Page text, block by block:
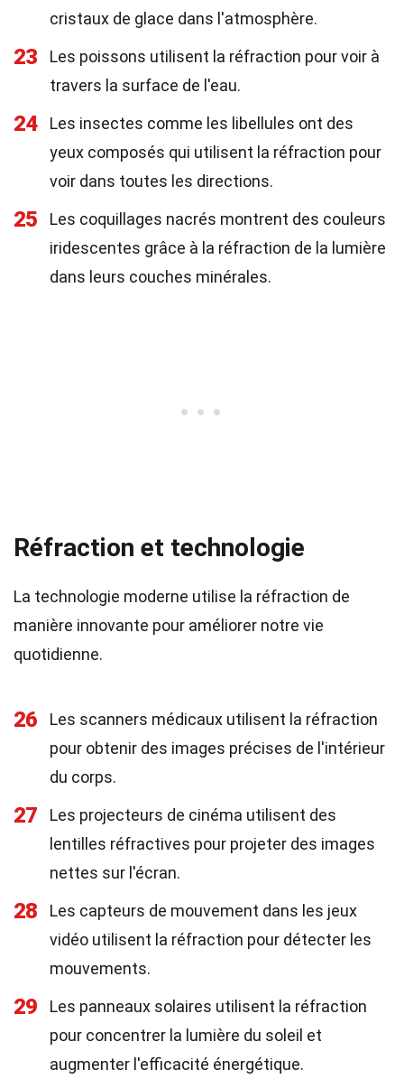
cristaux de glace dans l'atmosphère.
23
Les poissons utilisent la réfraction pour voir à
travers la surface de l'eau.
24
Les insectes comme les libellules ont des
yeux composés qui utilisent la réfraction pour
voir dans toutes les directions.
25
Les coquillages nacrés montrent des couleurs
iridescentes grâce à la réfraction de la lumière
dans leurs couches minérales.
Réfraction et technologie
La technologie moderne utilise la réfraction de
manière innovante pour améliorer notre vie
quotidienne.
26
Les scanners médicaux utilisent la réfraction
pour obtenir des images précises de l'intérieur
du corps.
27
Les projecteurs de cinéma utilisent des
lentilles réfractives pour projeter des images
nettes sur l'écran.
28
Les capteurs de mouvement dans les jeux
vidéo utilisent la réfraction pour détecter les
mouvements.
29
Les panneaux solaires utilisent la réfraction
pour concentrer la lumière du soleil et
augmenter l'efficacité énergétique.